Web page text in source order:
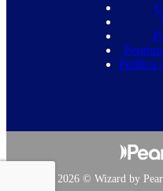
Política
Copyright 2026 © Wizard by